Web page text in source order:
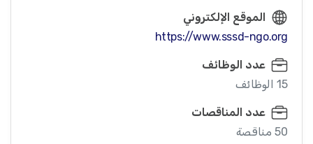
الموقع الإلكتروني
https://www.sssd-ngo.org
عدد الوظائف
15 الوظائف
عدد المناقصات
50 مناقصة